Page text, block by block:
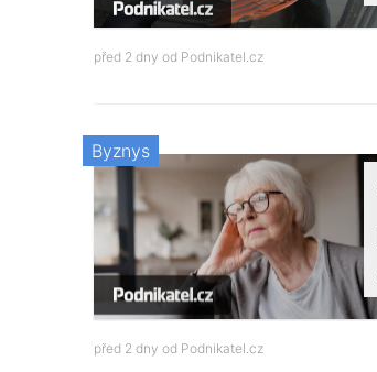
před 2 dny od Podnikatel.cz
Byznys
před 2 dny od Podnikatel.cz